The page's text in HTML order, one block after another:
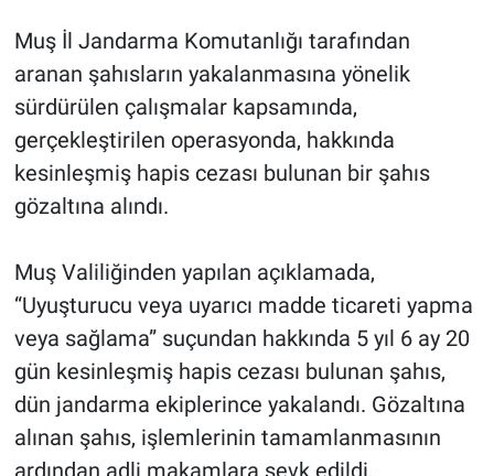
Muş İl Jandarma Komutanlığı tarafından
aranan şahısların yakalanmasına yönelik
sürdürülen çalışmalar kapsamında,
gerçekleştirilen operasyonda, hakkında
kesinleşmiş hapis cezası bulunan bir şahıs
gözaltına alındı.
Muş Valiliğinden yapılan açıklamada,
“Uyuşturucu veya uyarıcı madde ticareti yapma
veya sağlama” suçundan hakkında 5 yıl 6 ay 20
gün kesinleşmiş hapis cezası bulunan şahıs,
dün jandarma ekiplerince yakalandı. Gözaltına
alınan şahıs, işlemlerinin tamamlanmasının
ardından adli makamlara sevk edildi.